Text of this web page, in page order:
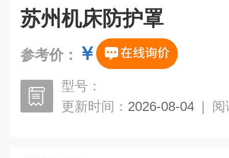
苏州机床防护罩
参考价： ￥
型号：
更新时间： 2026-08-04 | 阅